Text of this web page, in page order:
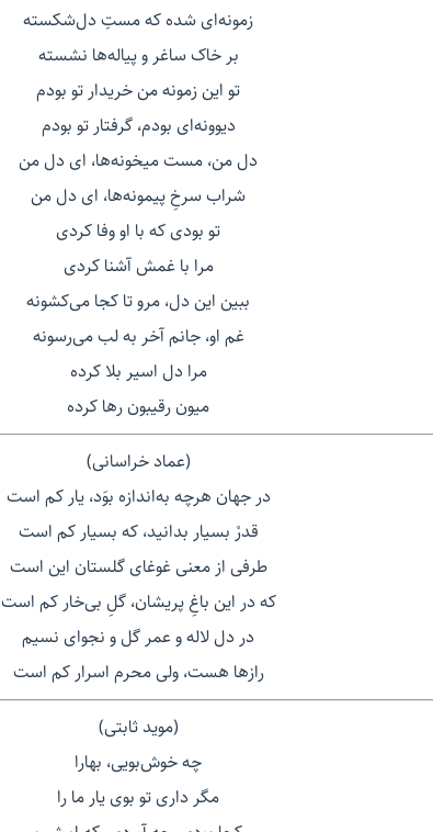
زمونه‌ای شده که مستِ دل‌شکسته
بر خاک ساغر و پیاله‌ها نشسته
تو این زمونه من خریدار تو بودم
دیوونه‌ای بودم، گرفتار تو بودم
دل من، مست میخونه‌ها، ای دل من
شراب سرخِ پیمونه‌ها، ای دل من
تو بودی که با او وفا کردی
مرا با غمش آشنا کردی
ببین این دل، مرو تا کجا می‌کشونه
غم او، جانم آخر به لب می‌رسونه
مرا دل اسیر بلا کرده
میون رقیبون رها کرده
(عماد خراسانی)
در جهان هرچه به‌اندازه بوَد، یار کم است
قدرْ بسیار بدانید، که بسیار کم است
طرفی از معنی غوغای گلستان این است
که در این باغِ پریشان، گلِ بی‌خار کم است
در دل لاله و عمر گل و نجوای نسیم
رازها هست، ولی محرم اسرار کم است
(موید ثابتی)
چه خوش‌بویی، بهارا
مگر داری تو بوی یار ما را